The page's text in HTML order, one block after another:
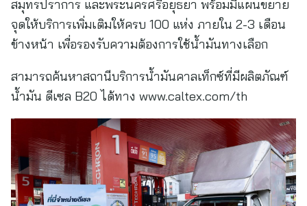
สมุทรปราการ และพระนครศรีอยุธยา พร้อมมีแผนขยาย
จุดให้บริการเพิ่มเติมให้ครบ 100 แห่ง ภายใน 2-3 เดือน
ข้างหน้า เพื่อรองรับความต้องการใช้น้ำมันทางเลือก
สามารถค้นหาสถานีบริการน้ำมันคาลเท็กซ์ที่มีผลิตภัณฑ์
น้ำมัน ดีเซล B20 ได้ทาง www.caltex.com/th